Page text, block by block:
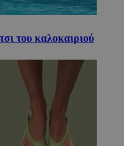
του καλοκαιριού